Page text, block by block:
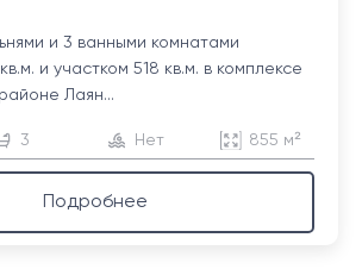
и 3 ванными комнатами
и участком 518 кв.м. в комплексе
Лаян...
3 Нет 855 м²
Подробнее